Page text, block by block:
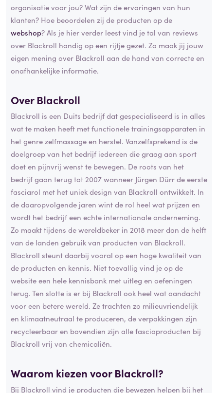
organisatie voor jou? Wat zijn de ervaringen van hun
klanten? Hoe beoordelen zij de producten op de
webshop? Als je hier verder leest vind je tal van reviews
over Blackroll handig op een rijtje gezet. Zo maak jij jouw
eigen mening over Blackroll aan de hand van correcte en
onafhankelijke informatie.
Over Blackroll
Blackroll is een Duits bedrijf dat gespecialiseerd is in alles
wat te maken heeft met functionele trainingsapparaten in
het genre zelfmassage en herstel. Vanzelfsprekend is de
doelgroep van het bedrijf iedereen die graag aan sport
doet en pijnvrij wenst te bewegen. De roots van het
bedrijf gaan terug tot 2007 wanneer Jürgen Dürr de eerste
fasciarol met het uniek design van Blackroll ontwikkelt. In
de daaropvolgende jaren wint de rol heel wat prijzen en
wordt het bedrijf een echte internationale onderneming.
Zo maakt tijdens de wereldbeker in 2018 meer dan de helft
van de landen gebruik van producten van Blackroll.
Blackroll steunt daarbij vooral op een hoge kwaliteit van
de producten en kennis. Niet toevallig vind je op de
website een hele kennisbank met uitleg en oefeningen
terug. Ten slotte is er bij Blackroll ook heel wat aandacht
voor een betere wereld. Ze trachten zo milieuvriendelijk
en klimaatneutraal te produceren, de verpakkingen zijn
recycleerbaar en bovendien zijn alle fasciaproducten bij
Blackroll vrij van chemicaliën.
Waarom kiezen voor Blackroll?
Bij Blackroll vind je producten die bewezen helpen bij het